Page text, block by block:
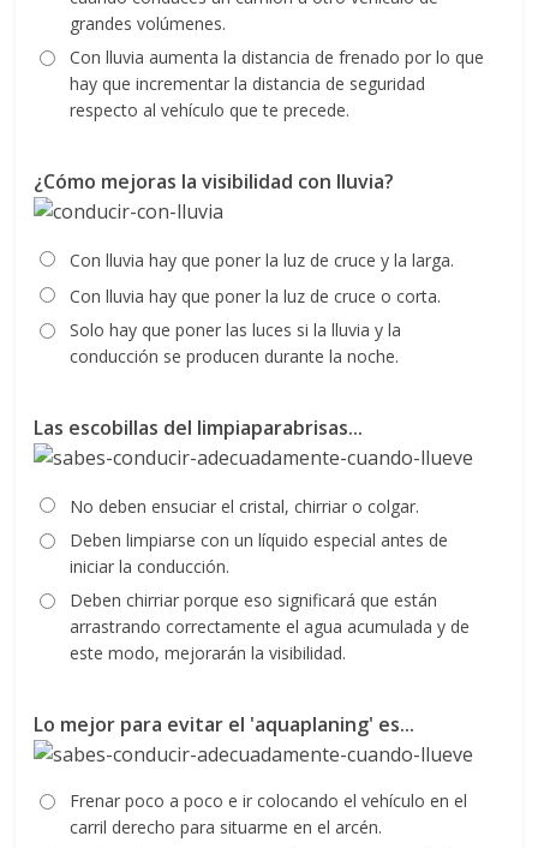
grandes volúmenes.
Con lluvia aumenta la distancia de frenado por lo que
hay que incrementar la distancia de seguridad
respecto al vehículo que te precede.
¿Cómo mejoras la visibilidad con lluvia?
Con lluvia hay que poner la luz de cruce y la larga.
Con lluvia hay que poner la luz de cruce o corta.
Solo hay que poner las luces si la lluvia y la
conducción se producen durante la noche.
Las escobillas del limpiaparabrisas...
No deben ensuciar el cristal, chirriar o colgar.
Deben limpiarse con un líquido especial antes de
iniciar la conducción.
Deben chirriar porque eso significará que están
arrastrando correctamente el agua acumulada y de
este modo, mejorarán la visibilidad.
Lo mejor para evitar el 'aquaplaning' es...
Frenar poco a poco e ir colocando el vehículo en el
carril derecho para situarme en el arcén.